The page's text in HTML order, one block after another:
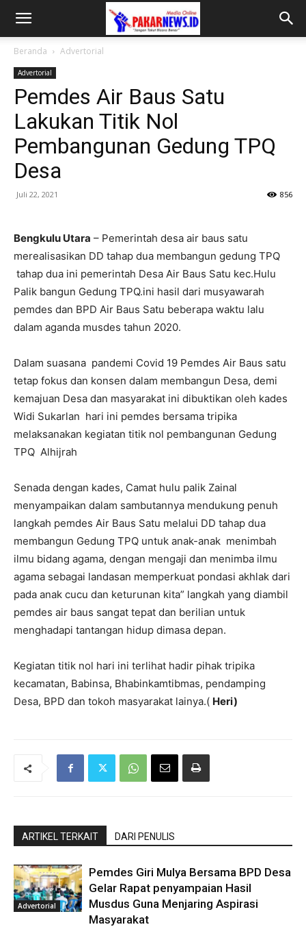
Beranda Advertorial
Advertorial
Pemdes Air Baus Satu
Lakukan Titik Nol
Pembangunan Gedung TPQ
Desa
Juli 22, 2021 856
Bengkulu Utara – Pemerintah desa air baus satu
merealisasikan DD tahap dua membangun gedung TPQ
tahap dua ini pemerintah Desa Air Baus Satu kec.Hulu
Palik bangun Gedung TPQ.ini hasil dari musyawarah
pemdes dan BPD Air Baus Satu beberapa waktu lalu
dalam aganda musdes tahun 2020.
Dalam suasana pandemi Covid 19 Pemdes Air Baus satu
tetap fokus dan konsen dalam membangun Desa, demi
kemajuan Desa dan masyarakat ini dibuktikan oleh kades
Widi Sukarlan hari ini pemdes bersama tripika
melaksanakan kegiatan titik nol pembangunan Gedung
TPQ Alhijrah
Senada dengan kades, Camat hulu palik Zainal
menyampaikan dalam sambutannya mendukung penuh
langkah pemdes Air Baus Satu melalui DD tahap dua
membangun Gedung TPQ untuk anak-anak menimbah
ilmu bidang agama, dengan mengaji dan menimba ilmu
agama sebagai landasan memperkuat pondasi akhlak dari
pada anak cucu dan keturunan kita” langkah yang diambil
pemdes air baus sangat tepat dan berilian untuk
menghadapi tantangan hidup dimasa depan.
Kegiatan titik nol hari ini terlihat hadir pihak tripika
kecamatan, Babinsa, Bhabinkamtibmas, pendamping
Desa, BPD dan tokoh masyarakat lainya.( Heri)
ARTIKEL TERKAIT DARI PENULIS
Advertorial
Pemdes Giri Mulya Bersama BPD Desa
Gelar Rapat penyampaian Hasil
Musdus Guna Menjaring Aspirasi
Masyarakat